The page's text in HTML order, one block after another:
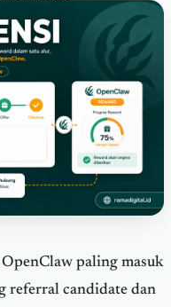
paling masuk
referral candidate dan